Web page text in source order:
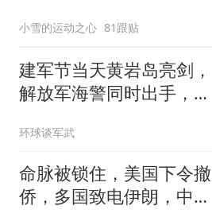
小雪的运动之心 81跟贴
建军节当天黄岩岛亮剑，
解放军海警同时出手，菲
环球谈军武
命脉被锁住，美国下令撤
侨，多国致电伊朗，中国